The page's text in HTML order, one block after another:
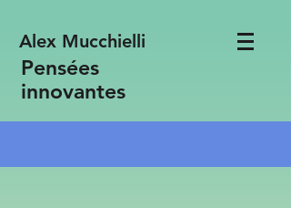
Alex Mucchielli
Pensées
innovantes